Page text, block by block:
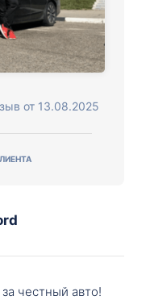
от 13.08.2025
честный авто!